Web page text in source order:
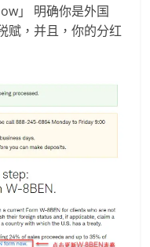
」 明确你是外国
赋，并且，你的分红